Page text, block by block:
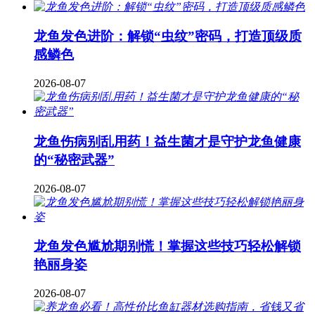
龙鱼发色进阶：解锁“虫纹”密码，打造顶级质
感鳞色
2026-08-07
龙鱼伤病别乱用药！益生菌才是守护龙鱼健康
的“秘密武器”
2026-08-07
龙鱼发色尴尬期别慌！掌握这些技巧轻松解锁
艳丽身姿
2026-08-07